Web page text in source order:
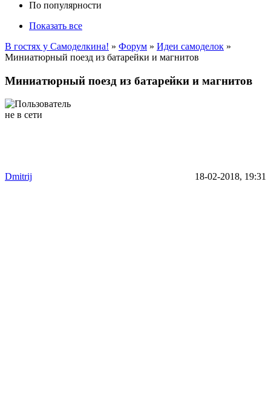
По популярности
Показать все
В гостях у Самоделкина! » Форум » Идеи самоделок »
Миниатюрный поезд из батарейки и магнитов
Миниатюрный поезд из батарейки и магнитов
Dmitrij 18-02-2018, 19:31